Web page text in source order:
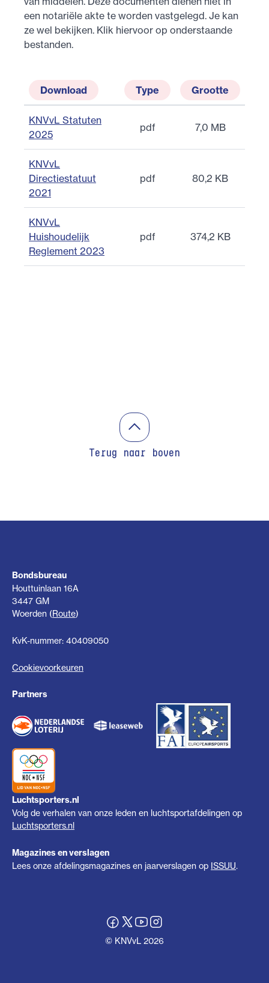
een notariële akte te worden vastgelegd. Je kan
ze wel bekijken. Klik hiervoor op onderstaande
bestanden.
Download Type Grootte
KNVvL Statuten
2025
pdf 7,0 MB
KNVvL
Directiestatuut
2021
pdf 80,2 KB
KNVvL
Huishoudelijk
Reglement 2023
pdf 374,2 KB
Terug naar boven
Bondsbureau
Houttuinlaan 16A
3447 GM
Woerden (Route)
KvK-nummer: 40409050
Cookievoorkeuren
Partners
Luchtsporters.nl
Volg de verhalen van onze leden en luchtsportafdelingen op
Luchtsporters.nl
Magazines en verslagen
Lees onze afdelingsmagazines en jaarverslagen op ISSUU.
© KNVvL 2026